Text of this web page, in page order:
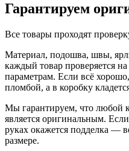
Гарантируем
Все товары проходят
Материал, подошва, швы,
каждый товар проверяется
параметрам. Если всё
пломбой, а в коробку
Мы гарантируем, что любой
является оригинальным.
руках окажется подделка —
размере.